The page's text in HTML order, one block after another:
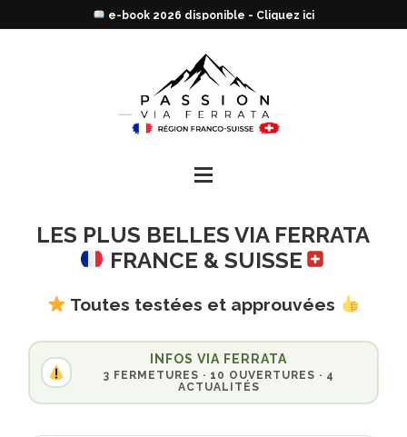
LES PLUS BELLES VIA FERRATA
FRANCE & SUISSE
Toutes testées et approuvées
INFOS VIA FERRATA
3 FERMETURES · 10 OUVERTURES · 4
ACTUALITÉS
e-book 2026 disponible - Cliquez ici